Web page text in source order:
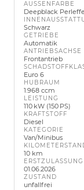
AUSSENFARBE
Deepblack
Schwarz
GETRIEBE
Automatik
ANTRIEBSACHSE
Frontantrieb
Euro 6
HUBRAUM
1.968 ccm
LEISTUNG
110 kW (150 PS)
KRAFTSTOFF
Diesel
KATEGORIE
Van/Minibus
10 km
ERSTZULASSUNG
01.06.2026
ZUSTAND
unfallfrei